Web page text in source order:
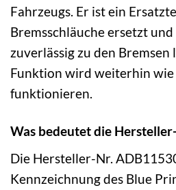
Fahrzeugs. Er ist ein
Bremsschläuche ersetzt
zuverlässig zu den Bremsen
Funktion wird weiterhin
funktionieren.
Was bedeutet die
Die Hersteller-Nr.
Kennzeichnung des Blue